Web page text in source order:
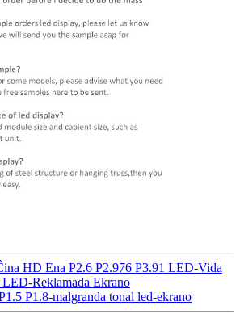
HD Ena P2.6 P2.976 P3.91 LED-Vida
Reklamada Ekrano
P1.8-malgranda tonal led-ekrano